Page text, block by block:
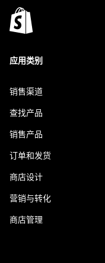
应用类别
销售渠道
查找产品
销售产品
订单和发货
商店设计
营销与转化
商店管理